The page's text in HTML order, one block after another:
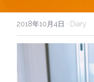
2018年10月4日 · Diary